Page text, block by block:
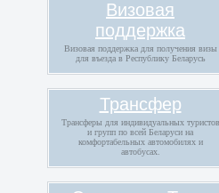
Визовая
поддержка
Визовая поддержка для получения визы
для въезда в Республику Беларусь
Трансфер
Трансферы для индивидуальных туристов
и групп по всей Беларуси на
комфортабельных автомобилях и
автобусах.